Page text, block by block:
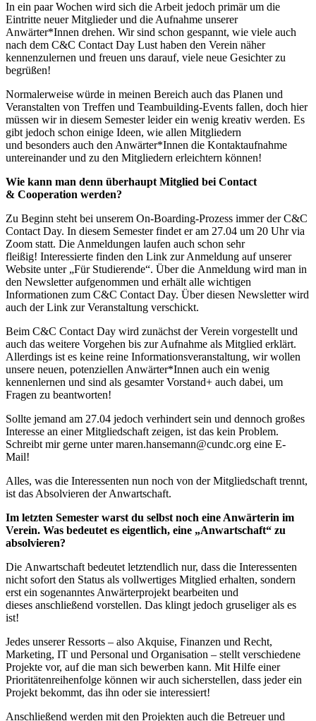
In ein paar Wochen wird sich die Arbeit jedoch primär um die
Eintritte neuer Mitglieder und die Aufnahme unserer
Anwärter*Innen drehen. Wir sind schon gespannt, wie viele auch
nach dem C&C Contact Day Lust haben den Verein näher
kennenzulernen und freuen uns darauf, viele neue Gesichter zu
begrüßen!
Normalerweise würde in meinen Bereich auch das Planen und
Veranstalten von Treffen und Teambuilding-Events fallen, doch hier
müssen wir in diesem Semester leider ein wenig kreativ werden. Es
gibt jedoch schon einige Ideen, wie allen Mitgliedern
und besonders auch den Anwärter*Innen die Kontaktaufnahme
untereinander und zu den Mitgliedern erleichtern können!
Wie kann man denn überhaupt Mitglied bei Contact
& Cooperation werden?
Zu Beginn steht bei unserem On-Boarding-Prozess immer der C&C
Contact Day. In diesem Semester findet er am 27.04 um 20 Uhr via
Zoom statt. Die Anmeldungen laufen auch schon sehr
fleißig! Interessierte finden den Link zur Anmeldung auf unserer
Website unter „Für Studierende“. Über die Anmeldung wird man in
den Newsletter aufgenommen und erhält alle wichtigen
Informationen zum C&C Contact Day. Über diesen Newsletter wird
auch der Link zur Veranstaltung verschickt.
Beim C&C Contact Day wird zunächst der Verein vorgestellt und
auch das weitere Vorgehen bis zur Aufnahme als Mitglied erklärt.
Allerdings ist es keine reine Informationsveranstaltung, wir wollen
unsere neuen, potenziellen Anwärter*Innen auch ein wenig
kennenlernen und sind als gesamter Vorstand+ auch dabei, um
Fragen zu beantworten!
Sollte jemand am 27.04 jedoch verhindert sein und dennoch großes
Interesse an einer Mitgliedschaft zeigen, ist das kein Problem.
Schreibt mir gerne unter maren.hansemann@cundc.org eine E-
Mail!
Alles, was die Interessenten nun noch von der Mitgliedschaft trennt,
ist das Absolvieren der Anwartschaft.
Im letzten Semester warst du selbst noch eine Anwärterin im
Verein. Was bedeutet es eigentlich, eine „Anwartschaft“ zu
absolvieren?
Die Anwartschaft bedeutet letztendlich nur, dass die Interessenten
nicht sofort den Status als vollwertiges Mitglied erhalten, sondern
erst ein sogenanntes Anwärterprojekt bearbeiten und
dieses anschließend vorstellen. Das klingt jedoch gruseliger als es
ist!
Jedes unserer Ressorts – also Akquise, Finanzen und Recht,
Marketing, IT und Personal und Organisation – stellt verschiedene
Projekte vor, auf die man sich bewerben kann. Mit Hilfe einer
Prioritätenreihenfolge können wir auch sicherstellen, dass jeder ein
Projekt bekommt, das ihn oder sie interessiert!
Anschließend werden mit den Projekten auch die Betreuer und